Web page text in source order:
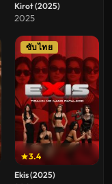
Kirot (2025)
2025
3.4
ซับไทย
Ekis (2025)